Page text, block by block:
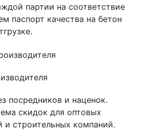
партии на соответствие
паспорт качества на бетон
посредников и наценок.
скидок для оптовых
и строительных компаний.